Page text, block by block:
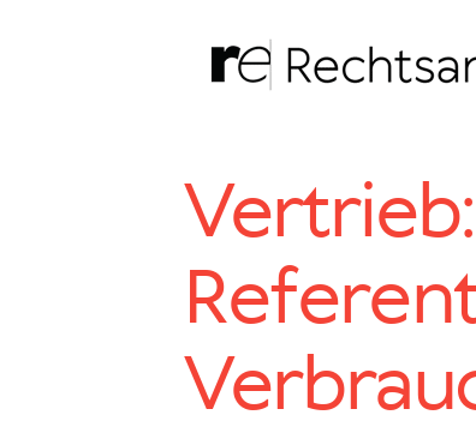
Vertrieb: